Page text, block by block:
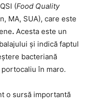
(Food Quality
MA, SUA), care este
. Acesta este un
și indică faptul
bacteriană
în maro.
o sursă importantă